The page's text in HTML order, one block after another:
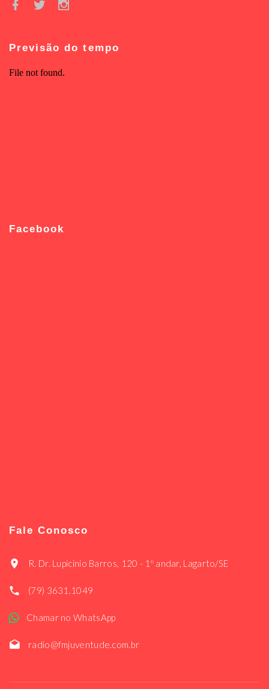
Previsão do tempo
Facebook
Fale Conosco
R. Dr. Lupicinio Barros, 120 - 1º andar, Lagarto/SE
(79) 3631.1049
Chamar no WhatsApp
radio@fmjuventude.com.br